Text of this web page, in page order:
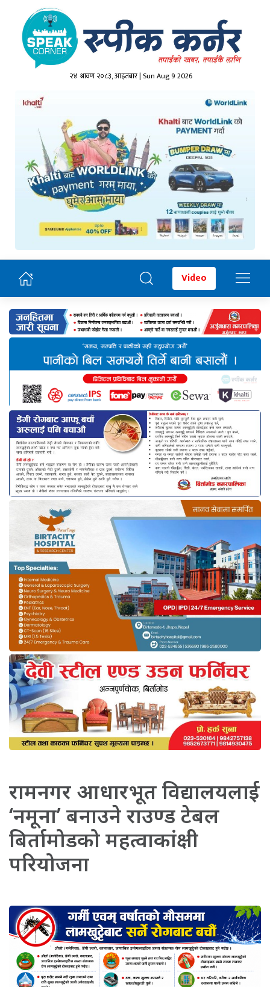
२४ श्रावण २०८३, आइतबार | Sun Aug 9 2026
Video
रामनगर आधारभूत विद्यालयलाई
‘नमूना’ बनाउने राउण्ड टेबल
बिर्तामोडको महत्वाकांक्षी
परियोजना